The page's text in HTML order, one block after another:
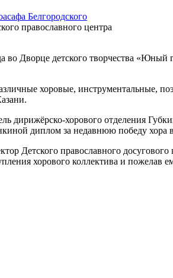
Белгородского
православного центра
во Дворце детского творчества «Юный
хоровые, инструментальные,
дирижёрско-хорового отделения
диплом за недавнюю победу хора
Детского православного
хорового коллектива и пожелав